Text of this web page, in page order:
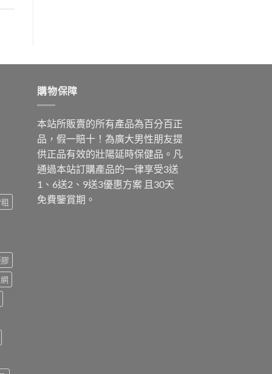
購物保障
本站所販賣的所有產品為百分百正
品，假一賠十！為廣大男性朋友提
供正品有效的壯陽延時保健品。凡
通過本站訂購產品的一律享受3送
1、6送2、9送3優惠方案 且30天
免費鑒賞期。